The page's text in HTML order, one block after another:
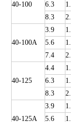
40-100
6.3
8.3
40-100A
3.9
5.6
7.4
40-125
4.4
6.3
8.3
40-125A
3.9
5.6